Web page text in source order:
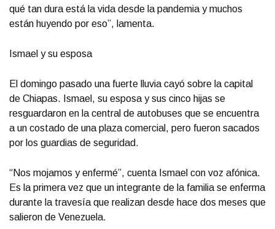
qué tan dura está la vida desde la pandemia y muchos
están huyendo por eso”, lamenta.
Ismael y su esposa
El domingo pasado una fuerte lluvia cayó sobre la capital
de Chiapas. Ismael, su esposa y sus cinco hijas se
resguardaron en la central de autobuses que se encuentra
a un costado de una plaza comercial, pero fueron sacados
por los guardias de seguridad.
“Nos mojamos y enfermé”, cuenta Ismael con voz afónica.
Es la primera vez que un integrante de la familia se enferma
durante la travesía que realizan desde hace dos meses que
salieron de Venezuela.